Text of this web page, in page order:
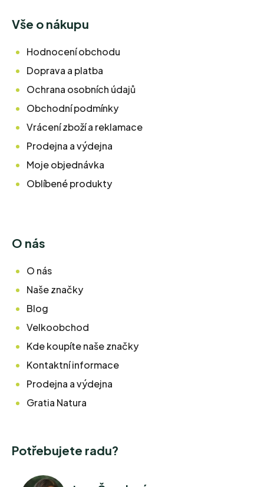
Vše o nákupu
Hodnocení obchodu
Doprava a platba
Ochrana osobních údajů
Obchodní podmínky
Vrácení zboží a reklamace
Prodejna a výdejna
Moje objednávka
Oblíbené produkty
O nás
O nás
Naše značky
Blog
Velkoobchod
Kde koupíte naše značky
Kontaktní informace
Prodejna a výdejna
Gratia Natura
Potřebujete radu?